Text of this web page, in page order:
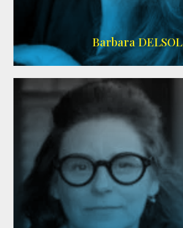
IMDB
Barbara DELSOL